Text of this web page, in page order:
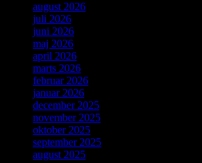
august 2026
juli 2026
juni 2026
maj 2026
april 2026
marts 2026
februar 2026
januar 2026
december 2025
november 2025
oktober 2025
september 2025
august 2025